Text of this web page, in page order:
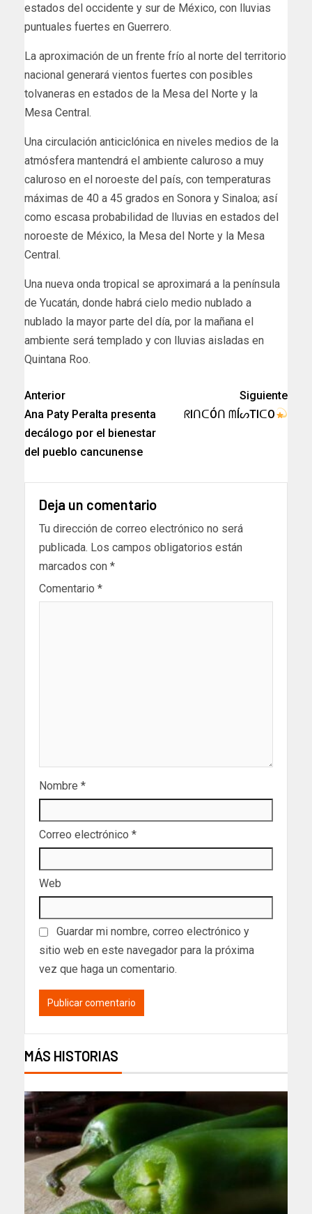
estados del occidente y sur de México, con lluvias
puntuales fuertes en Guerrero.
La aproximación de un frente frío al norte del territorio
nacional generará vientos fuertes con posibles
tolvaneras en estados de la Mesa del Norte y la
Mesa Central.
Una circulación anticiclónica en niveles medios de la
atmósfera mantendrá el ambiente caluroso a muy
caluroso en el noroeste del país, con temperaturas
máximas de 40 a 45 grados en Sonora y Sinaloa; así
como escasa probabilidad de lluvias en estados del
noroeste de México, la Mesa del Norte y la Mesa
Central.
Una nueva onda tropical se aproximará a la península
de Yucatán, donde habrá cielo medio nublado a
nublado la mayor parte del día, por la mañana el
ambiente será templado y con lluvias aisladas en
Quintana Roo.
Anterior
Ana Paty Peralta presenta
decálogo por el bienestar
del pueblo cancunense
Siguiente
ᖇIᑎᑕÓᑎ ᗰÍᔕTIᑕO
Deja un comentario
Tu dirección de correo electrónico no será
publicada. Los campos obligatorios están
marcados con *
Comentario *
Nombre *
Correo electrónico *
Web
Guardar mi nombre, correo electrónico y
sitio web en este navegador para la próxima
vez que haga un comentario.
MÁS HISTORIAS